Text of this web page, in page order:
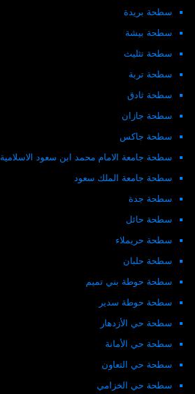
سطحة بريدة
سطحة بيشة
سطحة تثليث
سطحة تربة
سطحة ثادق
سطحة جازان
سطحة جاكس
سطحة جامعة الامام محمد ابن سعود الاسلامية
سطحة جامعة الملك سعود
سطحة جدة
سطحة حائل
سطحة حريملاء
سطحة حلبان
سطحة حوطة بني تميم
سطحة حوطة سدير
سطحة حي الأزدهار
سطحة حي الأمانة
سطحة حي التعاون
سطحة حي الخزامي